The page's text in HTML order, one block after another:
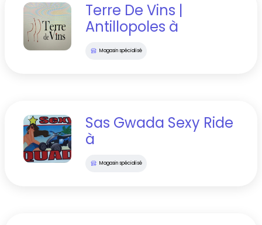
Terre De Vins |
Antillopoles à
Magasin spécialisé
Sas Gwada Sexy Ride
à
Magasin spécialisé